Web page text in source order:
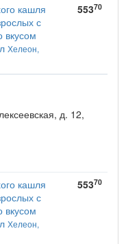
кашля
с
вкусом
Хелеон,
55370
д. 12,
кашля
с
вкусом
Хелеон,
55370